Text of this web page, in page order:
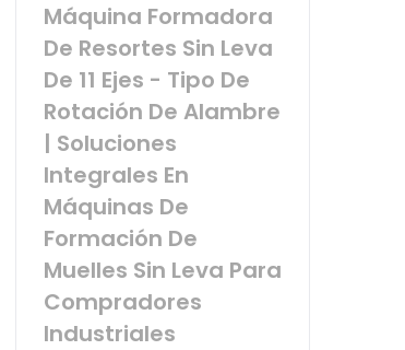
Máquina Formadora
De Resortes Sin Leva
De 11 Ejes - Tipo De
Rotación De Alambre
| Soluciones
Integrales En
Máquinas De
Formación De
Muelles Sin Leva Para
Compradores
Industriales